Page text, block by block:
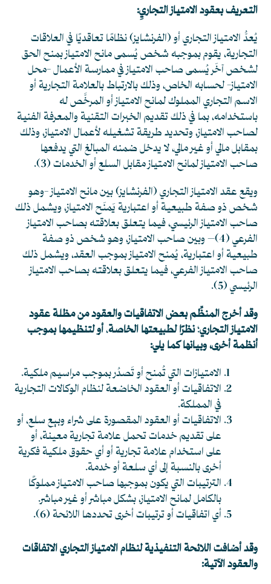
التعريف بعقود الامتياز التجاريِ:
يُعدُّ الامتياز التجاري أو (الفرنشايز) نظامًا تعاقديًا في العلاقات
التجارية، يقوم بموجبه شخص يُسمى مانح الامتياز بمنح الحق
لشخص آخَر يُسمى صاحب الامتياز في ممارسة الأعمال -محل
الامتياز- لحسابه الخاص، وذلك بالارتباط بالعلامة التجارية أو
الاسم التجاري المملوك لمانح الامتياز أو المرخَّص له
باستخدامه، بما في ذلك تقديم الخبرات التقنية والمعرفة الفنية
لصاحب الامتياز، وتحديد طريقة تشغيله لأعمال الامتياز، وذلك
بمقابل مالي أو غير مالي، لا يدخل ضمنه المبالغ التي يدفعها
صاحب الامتياز لمانح الامتياز مقابل السلع أو الخدمات(3)
.
ويقع عقد الامتياز التجاري (الفرنشايز) بين مانح الامتياز -وهو
شخص ذو صفة طبيعية أو اعتبارية يَمنَح الامتياز، ويشمل ذلك
صاحب الامتياز الرئيسي، فيما يتعلق بعلاقته بصاحب الامتياز
الفرعي(4)
– وبين صاحب الامتياز، وهو شخص ذو صفة
طبيعية أو اعتبارية، يُمنح الامتياز بموجب العقد، ويشمل ذلك
صاحب الامتياز الفرعي، فيما يتعلق بعلاقته بصاحب الامتياز
الرئيسي(5)
.
وقد أخرج المنظِّم بعض الاتفاقيات والعقود من مظلة عقود
الامتياز التجاري؛نظرًا لطبيعتها الخاصة،أو لتنظيمها بموجب
أنظمة أخرى، وبيانها كما يلي:
الامتيازات التي تُمنح أو تَصدُر بموجب مراسيم ملكية.
الاتفاقيات أو العقود الخاضعة لنظام الوكالات التجارية
في المملكة.
الاتفاقيات أو العقود المقصورة على شراء وبيع سلع، أو
على تقديم خدمات تحمل علامة تجارية معينة، أو
على استخدام علامة تجارية أو أي حقوق ملكية فكرية
أخرى بالنسبة إلى أي سلعة أو خدمة.
الترتيبات التي يكون بموجبها صاحب الامتياز مملوكًا
بالكامل لمانح الامتياز، بشكل مباشر أو غير مباشر.
أي اتفاقيات أو ترتيبات أخرى تحددها اللائحة(6)
.
وقد أضافت اللائحة التنفيذية لنظام الامتياز التجاري الاتفاقات
والعقود الآتية: